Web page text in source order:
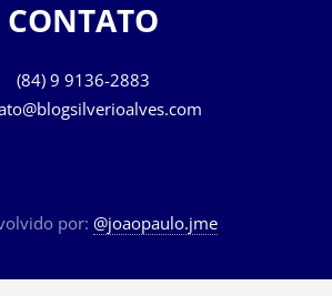
CONTATO
(84) 9 9136-2883
por: @joaopaulo.jme